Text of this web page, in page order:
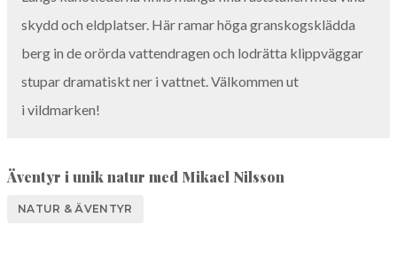
sky­dd och eld­platser. Här ramar höga granskogskläd­da
berg in de orör­da vat­ten­dra­gen och lodrät­ta klip­pväg­gar
stu­par drama­tiskt ner i vat­tnet. Välkom­men ut
i vildmarken!
Äventyr i unik natur med Mikael Nilsson
NATUR & ÄVENTYR